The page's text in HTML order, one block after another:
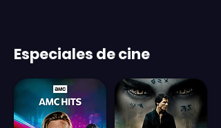
Especiales de cine